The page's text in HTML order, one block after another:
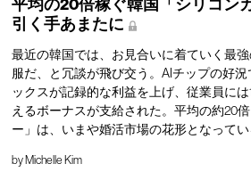
平均の20倍稼ぐ韓国「シリコン
引く手あまたに
最近の韓国では、お見合いに着ていく最
服だ、と冗談が飛び交う。AIチップの好
ックスが記録的な利益を上げ、従業員に
えるボーナスが支給された。平均の約20
ー」は、いまや婚活市場の花形となってい
by Michelle Kim